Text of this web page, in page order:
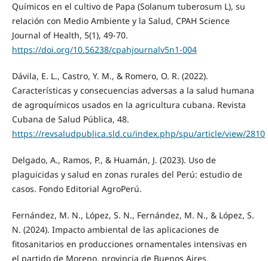
Químicos en el cultivo de Papa (Solanum tuberosum L), su
relación con Medio Ambiente y la Salud, CPAH Science
Journal of Health, 5(1), 49-70.
https://doi.org/10.56238/cpahjournalv5n1-004
Dávila, E. L., Castro, Y. M., & Romero, O. R. (2022).
Características y consecuencias adversas a la salud humana
de agroquímicos usados en la agricultura cubana. Revista
Cubana de Salud Pública, 48.
https://revsaludpublica.sld.cu/index.php/spu/article/view/2810
Delgado, A., Ramos, P., & Huamán, J. (2023). Uso de
plaguicidas y salud en zonas rurales del Perú: estudio de
casos. Fondo Editorial AgroPerú.
Fernández, M. N., López, S. N., Fernández, M. N., & López, S.
N. (2024). Impacto ambiental de las aplicaciones de
fitosanitarios en producciones ornamentales intensivas en
el partido de Moreno, provincia de Buenos Aires.